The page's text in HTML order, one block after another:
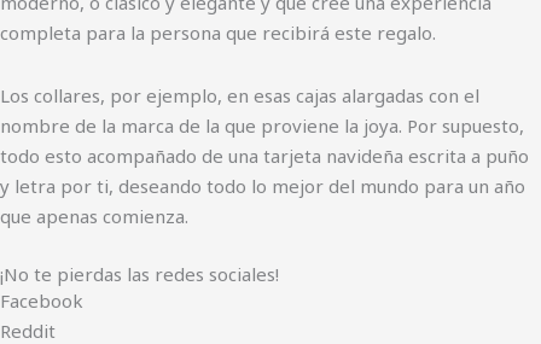
completa para la persona que recibirá este regalo.
Los collares, por ejemplo, en esas cajas alargadas con el
nombre de la marca de la que proviene la joya. Por supuesto,
todo esto acompañado de una tarjeta navideña escrita a puño
y letra por ti, deseando todo lo mejor del mundo para un año
que apenas comienza.
¡No te pierdas las redes sociales!
Facebook
Reddit